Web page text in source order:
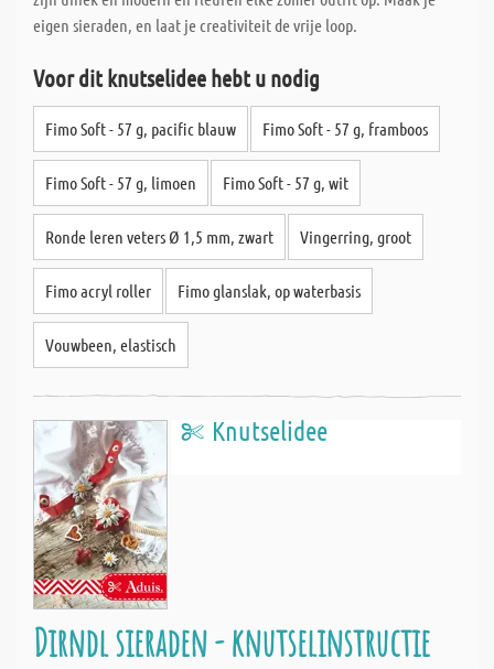
eigen sieraden, en laat je creativiteit de vrije loop.
Voor dit knutselidee hebt u nodig
Fimo Soft - 57 g, pacific blauw Fimo Soft - 57 g, framboos
Fimo Soft - 57 g, limoen Fimo Soft - 57 g, wit
Ronde leren veters Ø 1,5 mm, zwart Vingerring, groot
Fimo acryl roller Fimo glanslak, op waterbasis
Vouwbeen, elastisch
Knutselidee
Dirndl sieraden - knutselinstructie